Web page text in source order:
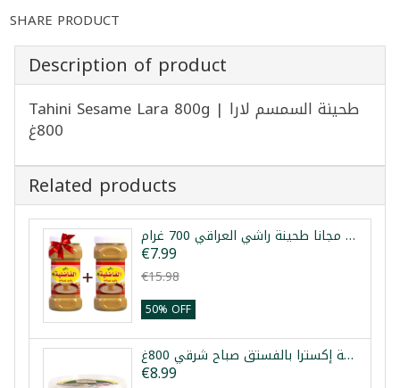
SHARE PRODUCT
Description of product
Tahini Sesame Lara 800g | طحينة السمسم لارا
800غ
Related products
عرض 1+1 مجانا طحينة راشي العراقي 700 غرام
€7.99
€15.98
50% OFF
حلاوة طحينية إكسترا بالفستق صباح شرقي 800غ
€8.99